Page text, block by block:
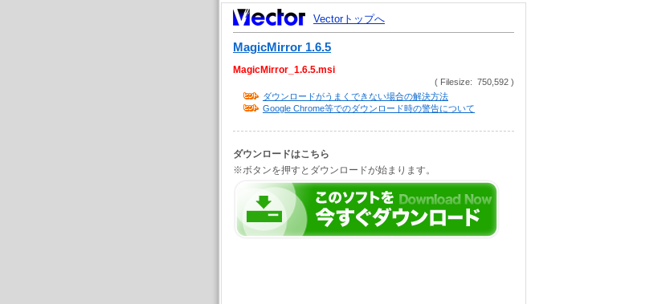
Vectorトップへ
MagicMirror 1.6.5
MagicMirror_1.6.5.msi
( Filesize: 750,592 )
ダウンロードがうまくできない場合の解決方法
Google Chrome等でのダウンロード時の警告について
ダウンロードはこちら
※ボタンを押すとダウンロードが始まります。